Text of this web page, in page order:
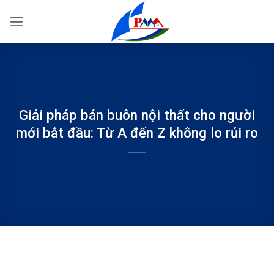
qua
Giải pháp bán buôn nội thất cho người
mới bắt đầu: Từ A đến Z không lo rủi ro